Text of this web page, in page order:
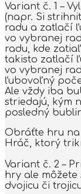
Variant č. 1 –
(napr. Si
radu a zatlačí
vo vybranej
radu, kde
takisto zatlačí
vo vybranej
ľubovoľný
Ale vždy iba
striedajú, kým
posledný
Obráťte hru
Hráč, ktorý
Variant č. 2 –
hry ale
dvojicu či